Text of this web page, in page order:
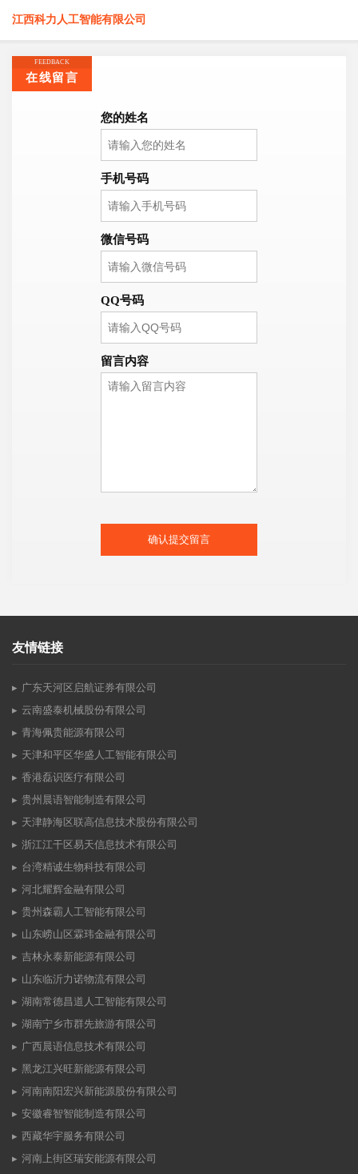
江西科力人工智能有限公司
FEEDBACK
在线留言
您的姓名
手机号码
微信号码
QQ号码
留言内容
确认提交留言
友情链接
广东天河区启航证券有限公司
云南盛泰机械股份有限公司
青海佩贵能源有限公司
天津和平区华盛人工智能有限公司
香港磊识医疗有限公司
贵州晨语智能制造有限公司
天津静海区联高信息技术股份有限公司
浙江江干区易天信息技术有限公司
台湾精诚生物科技有限公司
河北耀辉金融有限公司
贵州森霸人工智能有限公司
山东崂山区霖玮金融有限公司
吉林永泰新能源有限公司
山东临沂力诺物流有限公司
湖南常德昌道人工智能有限公司
湖南宁乡市群先旅游有限公司
广西晨语信息技术有限公司
黑龙江兴旺新能源有限公司
河南南阳宏兴新能源股份有限公司
安徽睿智智能制造有限公司
西藏华宇服务有限公司
河南上街区瑞安能源有限公司